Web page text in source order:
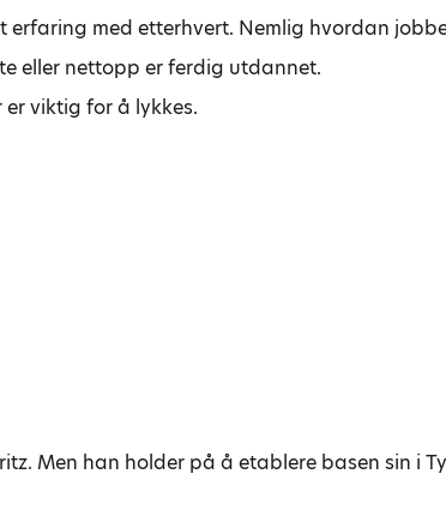
med etterhvert. Nemlig hvordan jobbe
eller nettopp er ferdig utdannet.
viktig for å lykkes.
Men han holder på å etablere basen sin i